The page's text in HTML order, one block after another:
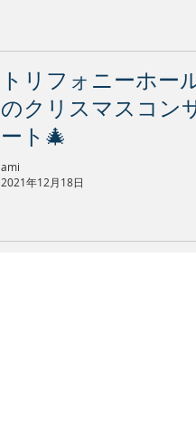
トリフォニーホール
のクリスマスコンサ
ート🎄
ami
2021年12月18日